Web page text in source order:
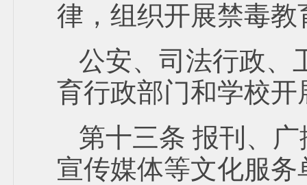
律，组织开展禁毒教
公安、司法行政、
育行政部门和学校
第十三条 报刊、
宣传媒体等文化服